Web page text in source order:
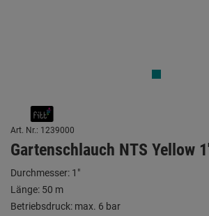
Art. Nr.: 1239000
Gartenschlauch NTS Yellow
Durchmesser: 1"
Länge: 50 m
Betriebsdruck: max. 6 bar